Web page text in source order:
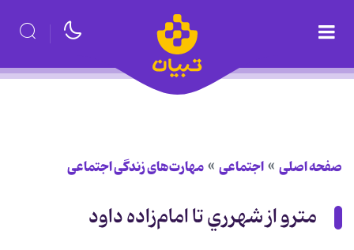
صفحه اصلی اجتماعی مهارت‌های زندگی اجتماعی
مترو از شهرري تا امام‌زاده ‌داود